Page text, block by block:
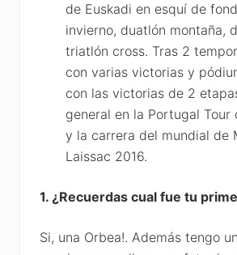
de Euskadi en esquí de
invierno, duatlón montaña,
triatlón cross. Tras 2
con varias victorias y
con las victorias de 2
general en la Portugal Tour
y la carrera del mundial de
Laissac 2016.
1. ¿Recuerdas cual fue tu
Si, una Orbea!. Además tengo